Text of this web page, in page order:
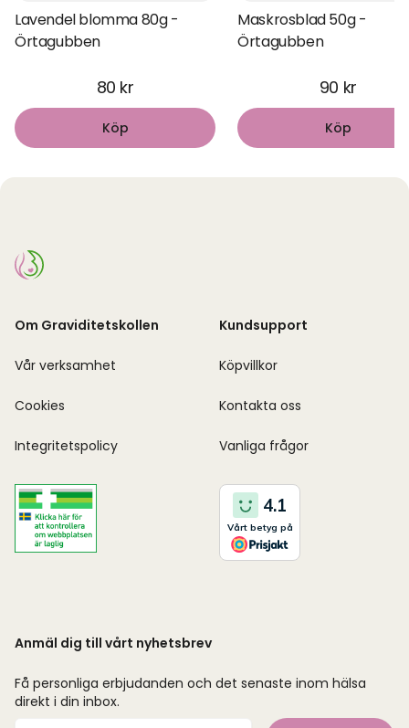
Lavendel blomma 80g -
Örtagubben
80 kr
Köp
Maskrosblad 50g -
Örtagubben
90 kr
Köp
Om Graviditetskollen
Vår verksamhet
Cookies
Integritetspolicy
Kundsupport
Köpvillkor
Kontakta oss
Vanliga frågor
Anmäl dig till vårt nyhetsbrev
Få personliga erbjudanden och det senaste inom hälsa
direkt i din inbox.